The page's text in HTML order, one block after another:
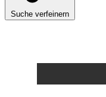
Suche verfeinern